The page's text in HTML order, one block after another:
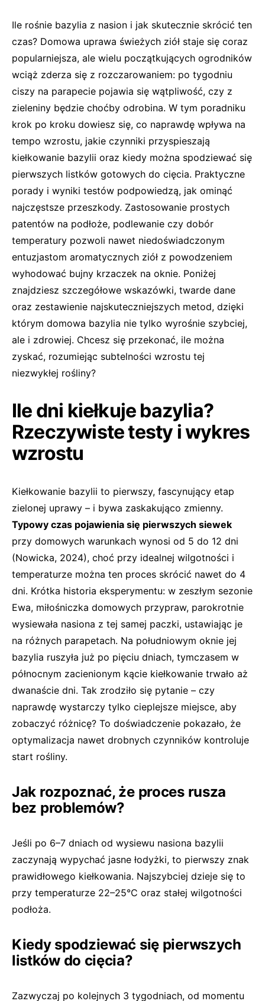
Ile rośnie bazylia z nasion i jak skutecznie skrócić ten
czas? Domowa uprawa świeżych ziół staje się coraz
popularniejsza, ale wielu początkujących ogrodników
wciąż zderza się z rozczarowaniem: po tygodniu
ciszy na parapecie pojawia się wątpliwość, czy z
zieleniny będzie choćby odrobina. W tym poradniku
krok po kroku dowiesz się, co naprawdę wpływa na
tempo wzrostu, jakie czynniki przyspieszają
kiełkowanie bazylii oraz kiedy można spodziewać się
pierwszych listków gotowych do cięcia. Praktyczne
porady i wyniki testów podpowiedzą, jak ominąć
najczęstsze przeszkody. Zastosowanie prostych
patentów na podłoże, podlewanie czy dobór
temperatury pozwoli nawet niedoświadczonym
entuzjastom aromatycznych ziół z powodzeniem
wyhodować bujny krzaczek na oknie. Poniżej
znajdziesz szczegółowe wskazówki, twarde dane
oraz zestawienie najskuteczniejszych metod, dzięki
którym domowa bazylia nie tylko wyrośnie szybciej,
ale i zdrowiej. Chcesz się przekonać, ile można
zyskać, rozumiejąc subtelności wzrostu tej
niezwykłej rośliny?
Ile dni kiełkuje bazylia?
Rzeczywiste testy i wykres
wzrostu
Kiełkowanie bazylii to pierwszy, fascynujący etap
zielonej uprawy – i bywa zaskakująco zmienny.
Typowy czas pojawienia się pierwszych siewek
przy domowych warunkach wynosi od 5 do 12 dni
(Nowicka, 2024), choć przy idealnej wilgotności i
temperaturze można ten proces skrócić nawet do 4
dni. Krótka historia eksperymentu: w zeszłym sezonie
Ewa, miłośniczka domowych przypraw, parokrotnie
wysiewała nasiona z tej samej paczki, ustawiając je
na różnych parapetach. Na południowym oknie jej
bazylia ruszyła już po pięciu dniach, tymczasem w
północnym zacienionym kącie kiełkowanie trwało aż
dwanaście dni. Tak zrodziło się pytanie – czy
naprawdę wystarczy tylko cieplejsze miejsce, aby
zobaczyć różnicę? To doświadczenie pokazało, że
optymalizacja nawet drobnych czynników kontroluje
start rośliny.
Jak rozpoznać, że proces rusza
bez problemów?
Jeśli po 6–7 dniach od wysiewu nasiona bazylii
zaczynają wypychać jasne łodyżki, to pierwszy znak
prawidłowego kiełkowania. Najszybciej dzieje się to
przy temperaturze 22–25°C oraz stałej wilgotności
podłoża.
Kiedy spodziewać się pierwszych
listków do cięcia?
Zazwyczaj po kolejnych 3 tygodniach, od momentu